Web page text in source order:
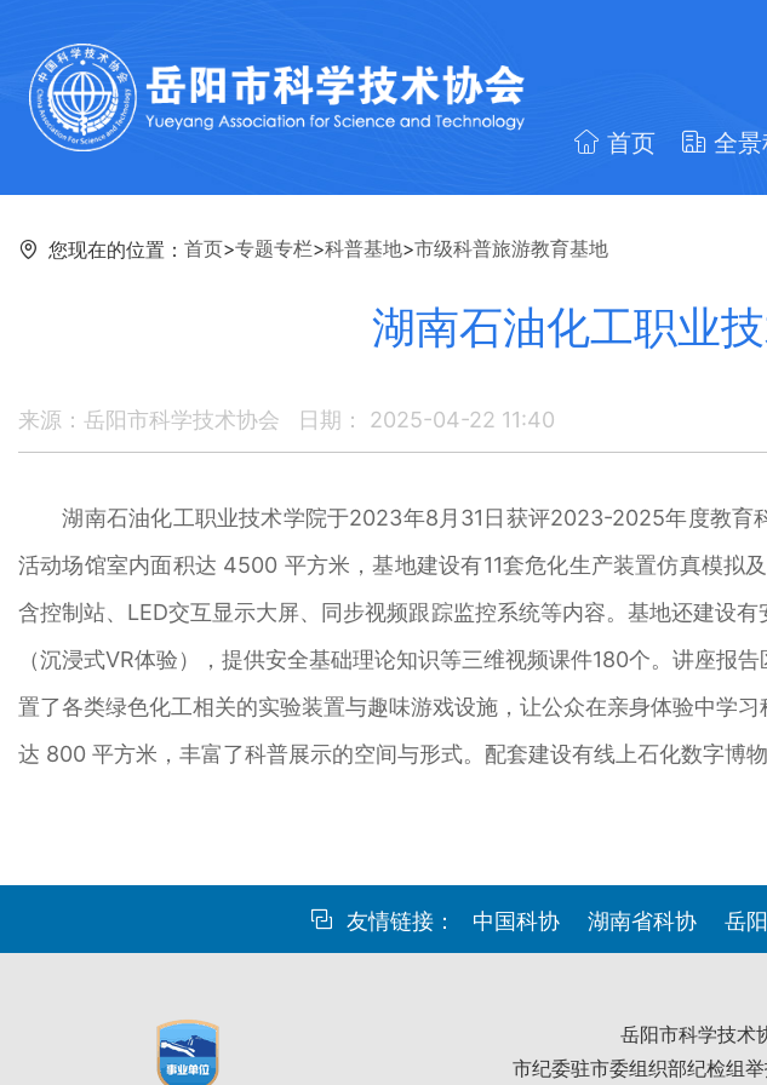
首页 全
您现在的位置： 首页>专题专栏>科普基地>市级科普旅游教育基地
湖南石油化工职业
来源：岳阳市科学技术协会 日期： 2025-04-22 11:40
湖南石油化工职业技术学院于2023年8月31日获评2023-2025年度教育
活动场馆室内面积达 4500 平方米，基地建设有11套危化生产装置仿真模
含控制站、LED交互显示大屏、同步视频跟踪监控系统等内容。基地还建设
（沉浸式VR体验），提供安全基础理论知识等三维视频课件180个。讲座报
置了各类绿色化工相关的实验装置与趣味游戏设施，让公众在亲身体验中学
达 800 平方米，丰富了科普展示的空间与形式。配套建设有线上石化数字博物
友情链接： 中国科协 湖南省科协 岳
岳阳市科学技术
市纪委驻市委组织部纪检组